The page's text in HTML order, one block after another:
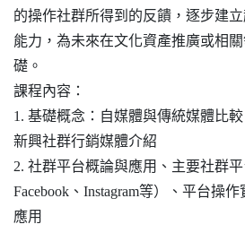
的操作社群所得到的反饋，逐步建
能力，為未來在文化資產推廣或相
礎。
課程內容：
1. 基礎概念： 自媒體與傳統媒體比較
新興社群行銷媒體介紹
2. 社群平台概論與應用、 主要社群平
Facebook、Instagram等）、 平台操作
應用